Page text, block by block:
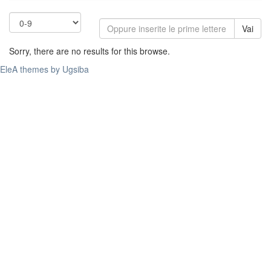
Vai
Sorry, there are no results for this browse.
EleA themes by Ugsiba